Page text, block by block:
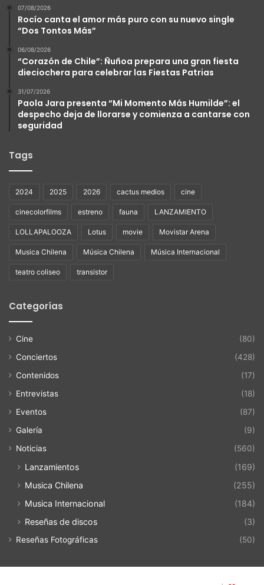
07/08/2026
Rocío canta el amor más puro con su nuevo single
“Dos Tontos Más”
06/08/2026
“Corazón de Chile”: Ñuñoa prepara una gran fiesta
dieciochera para celebrar las Fiestas Patrias
31/07/2026
Paola Jara presenta “Mi Momento Más Humilde”: el
despecho deja de llorarse y comienza a cantarse con
seguridad
Tags
2024 2025 2026 cactus medios cine
cinecolorfilms estreno fauna LANZAMIENTO
LOLLAPALOOZA Lotus movie Movistar Arena
Musica Chilena Música Chilena Música Internacional
teatro coliseo transistor
Categorías
Cine
(80)
Conciertos
(428)
Contenidos
(17)
Entrevistas
(18)
Eventos
(87)
Galería
(9)
Noticias
(560)
Lanzamientos
(169)
Musica Chilena
(255)
Musica Internacional
(184)
Reseñas de discos
(3)
Reseñas Fotográficas (50)